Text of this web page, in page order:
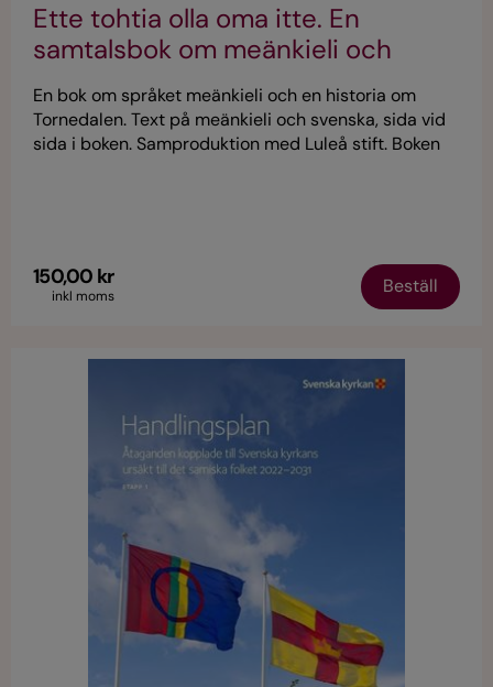
Ette tohtia olla oma itte. En
samtalsbok om meänkieli och
Tornedalen.
En bok om språket meänkieli och en historia om
Tornedalen. Text på meänkieli och svenska, sida vid
sida i boken. Samproduktion med Luleå stift. Boken
reflekterande tillbakablickar och gläntar samtidigt
på framtidsperspektiv.
150,00 kr
inkl moms Beställ